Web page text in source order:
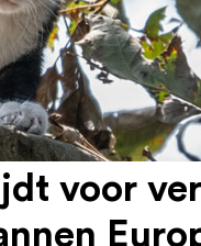
voor